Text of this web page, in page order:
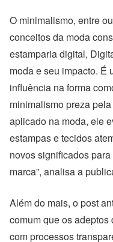
O minimalismo, entre
conceitos da moda
estamparia digital,
moda e seu impacto. É
influência na forma
minimalismo preza
aplicado na moda, ele
estampas e tecidos
novos significados
marca”, analisa a
Além do mais, o post
comum que os
com processos